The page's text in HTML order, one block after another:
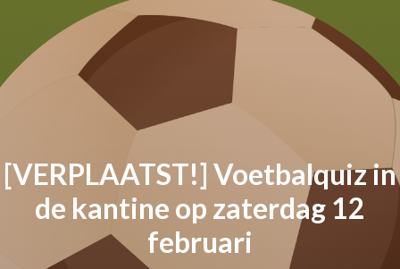
[VERPLAATST!] Voetbalquiz in
de kantine op zaterdag 12
februari